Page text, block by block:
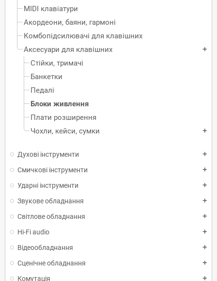
MIDI клавіатури
Акордеони, баяни, гармоні
Комбопідсилювачі для клавішних
Аксесуари для клавішних
add
Стійки, тримачі
Банкетки
Педалі
Блоки живлення
Плати розширення
Чохли, кейси, сумки
add
Духові інструменти add
Смичкові інструменти add
Ударні інструменти add
Звукове обладнання add
Світлове обладнання add
Hi-Fi audio add
Відеообладнання add
Сценічне обладнання add
Комутація add